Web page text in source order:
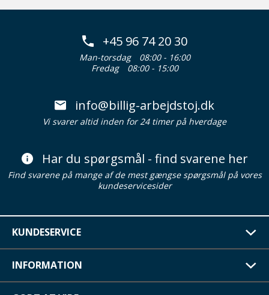
+45 96 74 20 30
Man-torsdag
08:00 - 16:00
Fredag
08:00 - 15:00
info@billig-arbejdstoj.dk
Vi svarer altid inden for 24 timer på hverdage
Har du spørgsmål - find svarene her
Find svarene på mange af de mest gængse spørgsmål på vores
kundeservicesider
KUNDESERVICE
INFORMATION